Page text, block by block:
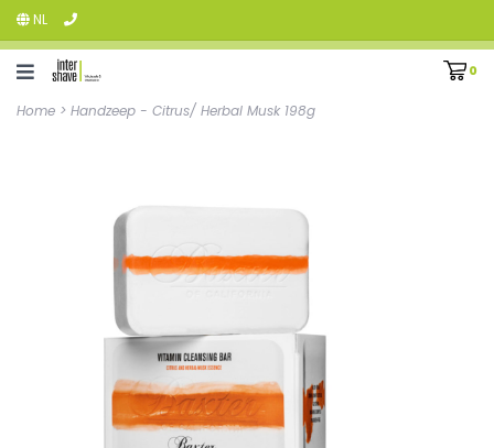
NL
0
Home > Handzeep - Citrus/ Herbal Musk 198g